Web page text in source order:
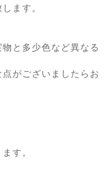
ます。
と多少色など異なる
がございましたらお
す。